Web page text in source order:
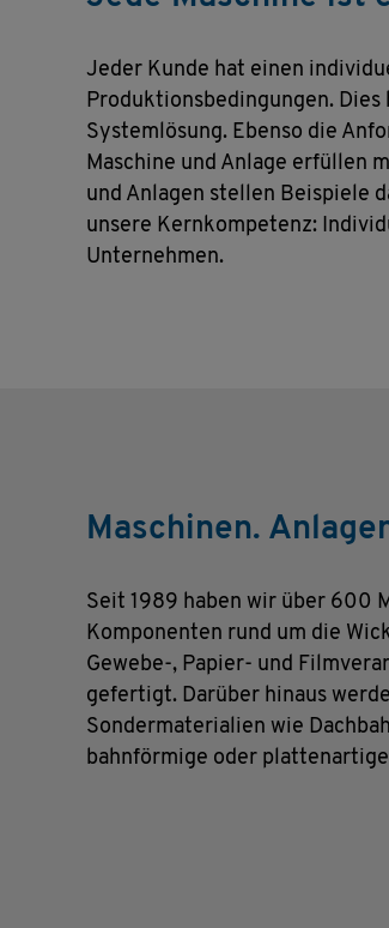
Jeder Kunde hat einen
Produktionsbedingungen.
Systemlösung. Ebenso die
Maschine und Anlage erfüllen
und Anlagen stellen Beispiele
unsere Kernkompetenz:
Unternehmen.
Maschinen.
Seit 1989 haben wir über 600
Komponenten rund um die
Gewebe-, Papier- und
gefertigt. Darüber hinaus
Sondermaterialien wie
bahnförmige oder